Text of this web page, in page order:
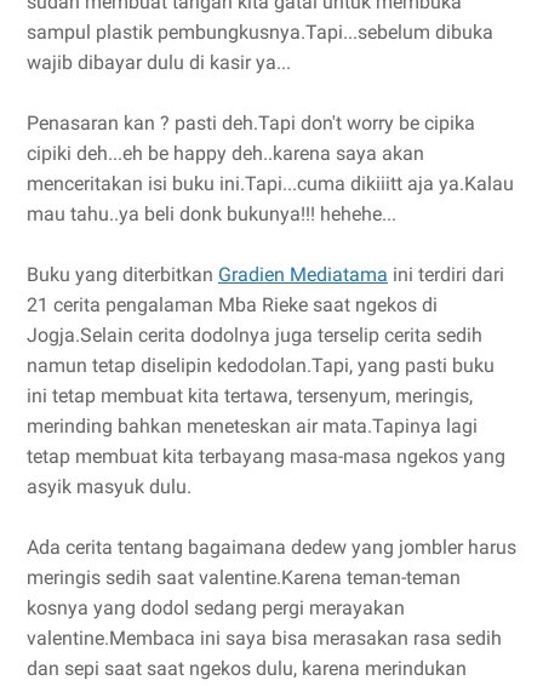
sampul plastik pembungkusnya.Tapi...sebelum dibuka
wajib dibayar dulu di kasir ya...
Penasaran kan ? pasti deh.Tapi don't worry be cipika
cipiki deh...eh be happy deh..karena saya akan
menceritakan isi buku ini.Tapi...cuma dikiiitt aja ya.Kalau
mau tahu..ya beli donk bukunya!!! hehehe...
Buku yang diterbitkan Gradien Mediatama ini terdiri dari
21 cerita pengalaman Mba Rieke saat ngekos di
Jogja.Selain cerita dodolnya juga terselip cerita sedih
namun tetap diselipin kedodolan.Tapi, yang pasti buku
ini tetap membuat kita tertawa, tersenyum, meringis,
merinding bahkan meneteskan air mata.Tapinya lagi
tetap membuat kita terbayang masa-masa ngekos yang
asyik masyuk dulu.
Ada cerita tentang bagaimana dedew yang jombler harus
meringis sedih saat valentine.Karena teman-teman
kosnya yang dodol sedang pergi merayakan
valentine.Membaca ini saya bisa merasakan rasa sedih
dan sepi saat saat ngekos dulu, karena merindukan